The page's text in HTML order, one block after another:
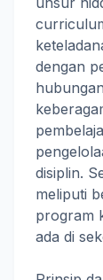
dengan
disiplin.
meliputi
program
ada di